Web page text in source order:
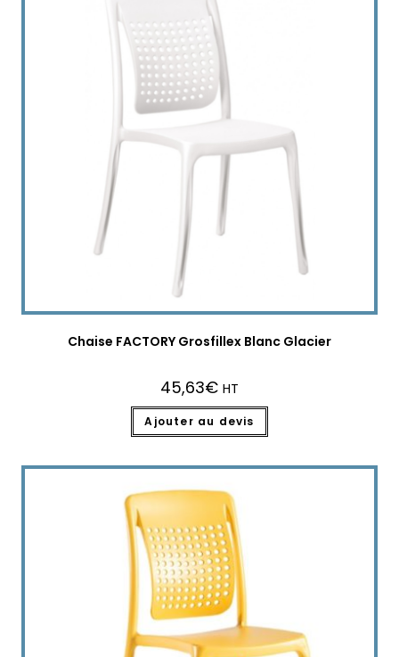
Chaise FACTORY Grosfillex Blanc Glacier
45,63€ HT
Ajouter au devis